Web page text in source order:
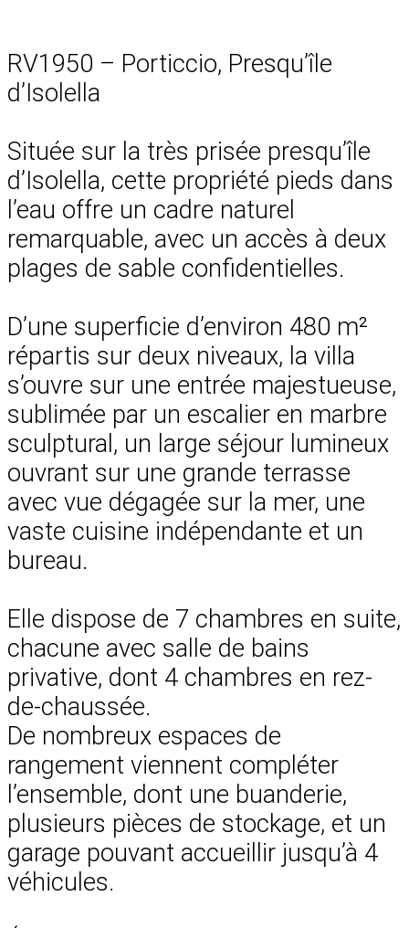
RV1950 – Porticcio, Presqu’île
d’Isolella
Située sur la très prisée presqu’île
d’Isolella, cette propriété pieds dans
l’eau offre un cadre naturel
remarquable, avec un accès à deux
plages de sable confidentielles.
D’une superficie d’environ 480 m²
répartis sur deux niveaux, la villa
s’ouvre sur une entrée majestueuse,
sublimée par un escalier en marbre
sculptural, un large séjour lumineux
ouvrant sur une grande terrasse
avec vue dégagée sur la mer, une
vaste cuisine indépendante et un
bureau.
Elle dispose de 7 chambres en suite,
chacune avec salle de bains
privative, dont 4 chambres en rez-
de-chaussée.
De nombreux espaces de
rangement viennent compléter
l’ensemble, dont une buanderie,
plusieurs pièces de stockage, et un
garage pouvant accueillir jusqu’à 4
véhicules.